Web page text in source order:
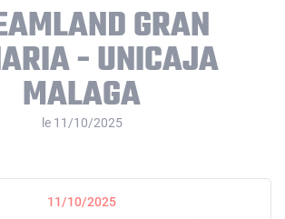
GRAN
- UNICAJA
MALAGA
le 11/10/2025
11/10/2025